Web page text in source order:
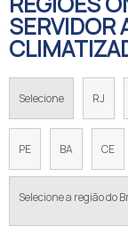
SERVIDOR
Selecione RJ
PE BA CE
Selecione a região do